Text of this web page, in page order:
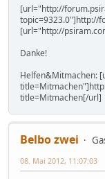
[url="http://
topic=9323.0"]http://
[url="http://
Danke!
Helfen&Mitmachen:
title=Mitmachen[/url]
Belbo zwei
08. Mai 2012, 11:07:03